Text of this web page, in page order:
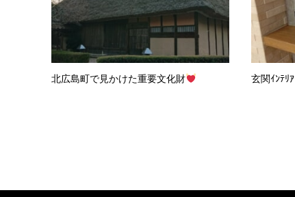
北広島町で見かけた重要文化財 玄関ｲﾝﾃﾘｱ